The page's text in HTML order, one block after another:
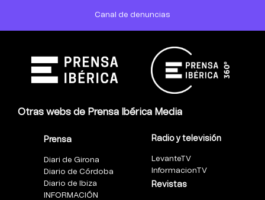
Canal de denuncias
Otras webs de Prensa Ibérica Media
Prensa
Diari de Girona
Diario de Córdoba
Diario de Ibiza
INFORMACIÓN
Radio y televisión
LevanteTV
InformacionTV
Revistas